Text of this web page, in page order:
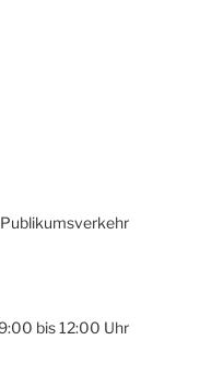
bis 12:00 Uhr